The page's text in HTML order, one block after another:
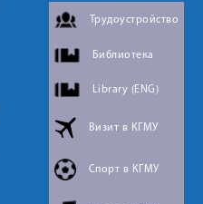
Трудоустройство
Библиотека
Library (ENG)
Визит в КГМУ
Спорт в КГМУ